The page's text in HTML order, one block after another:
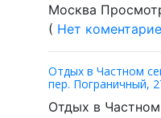
Москва
( Нет
Отдых в Частном
пер. Пограничный,
Отдых в